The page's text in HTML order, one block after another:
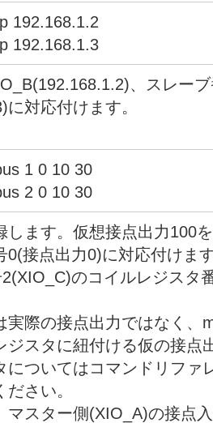
192.168.1.2
192.168.1.3
、スレー
対応付けます。
1 0 10 30
2 0 10 30
します。仮想接点出力100
0(接点出力0)に対応付けま
のコイルレジスタ
際の接点出力ではなく、
ジスタに紐付ける仮の接点
についてはコマンドリファ
さい。
マスター側(XIO_A)の接点